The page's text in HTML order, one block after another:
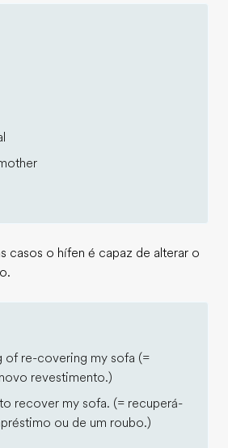
casos o hífen é capaz de alterar o
of re-covering my sofa (=
revestimento.)
to recover my sofa. (= recuperá-
ou de um roubo.)